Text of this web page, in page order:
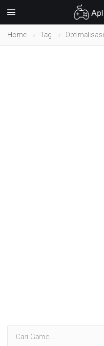
Home Tag Optimalisasi